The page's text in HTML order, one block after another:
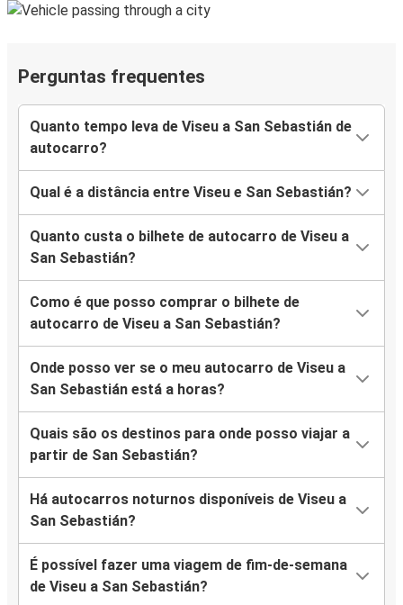
Perguntas frequentes
Quanto tempo leva de Viseu a San Sebastián de
autocarro?
Qual é a distância entre Viseu e San Sebastián?
Quanto custa o bilhete de autocarro de Viseu a
San Sebastián?
Como é que posso comprar o bilhete de
autocarro de Viseu a San Sebastián?
Onde posso ver se o meu autocarro de Viseu a
San Sebastián está a horas?
Quais são os destinos para onde posso viajar a
partir de San Sebastián?
Há autocarros noturnos disponíveis de Viseu a
San Sebastián?
É possível fazer uma viagem de fim-de-semana
de Viseu a San Sebastián?